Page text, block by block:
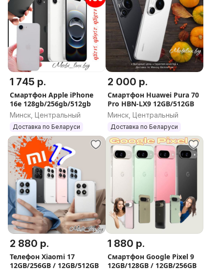
1 745 р.
Смартфон Apple iPhone
16e 128gb/256gb/512gb
Минск, Центральный
Доставка по Беларуси
2 000 р.
Смартфон Huawei Pura 70
Pro HBN-LX9 12GB/512GB
Минск, Центральный
Доставка по Беларуси
2 880 р.
Телефон Xiaomi 17
12GB/256GB / 12GB/512GB
1 880 р.
Смартфон Google Pixel 9
12GB/128GB / 12GB/256GB